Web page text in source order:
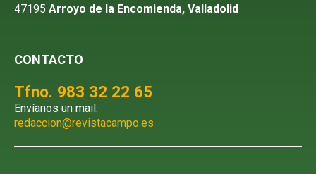
47195 Arroyo de la Encomienda, Valladolid
CONTACTO
Tfno. 983 32 22 65
Envíanos un mail:
redaccion@revistacampo.es